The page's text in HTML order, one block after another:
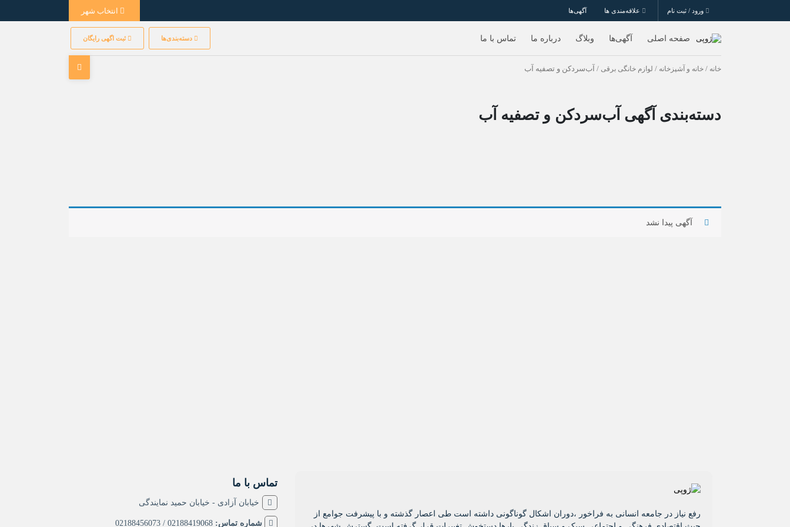
ورود / ثبت نام علاقه‌مندی ها آگهی‌ها
صفحه اصلی آگهی‌ها وبلاگ درباره ما تماس با ما دسته‌بندی‌ها ثبت اگهی رایگان
خانه / خانه و آشپزخانه / لوازم خانگی برقی / آب‌سردکن و تصفیه آب
دسته‌بندی آگهی آب‌سردکن و تصفیه آب
آگهی پیدا نشد
رفع نیاز در جامعه انسانی به فراخور ،دوران اشکال گوناگونی داشته است طی اعصار گذشته و با پیشرفت جوامع از
تماس با ما
خیابان آزادی - خیابان حمید نمایندگی
شماره تماس: 02188419068 / 02188456073